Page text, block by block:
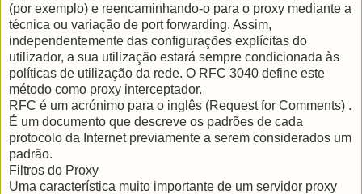
(por exemplo) e reencaminhando-o para o proxy mediante a
técnica ou variação de port forwarding. Assim,
independentemente das configurações explícitas do
utilizador, a sua utilização estará sempre condicionada às
políticas de utilização da rede. O RFC 3040 define este
método como proxy interceptador.
RFC é um acrónimo para o inglês (Request for Comments) .
É um documento que descreve os padrões de cada
protocolo da Internet previamente a serem considerados um
padrão.
Filtros do Proxy
Uma característica muito importante de um servidor proxy